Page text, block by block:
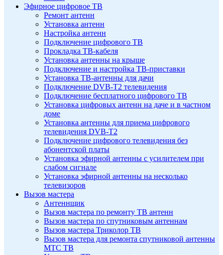
Эфирное цифровое ТВ
Ремонт антенн
Установка антенн
Настройка антенн
Подключение цифрового ТВ
Прокладка ТВ-кабеля
Установка антенны на крыше
Подключение и настройка ТВ-приставки
Установка ТВ-антенны для дачи
Подключение DVB-T2 телевидения
Подключение бесплатного цифрового ТВ
Установка цифровых антенн на даче и в частном
доме
Установка антенны для приема цифрового
телевидения DVB-T2
Подключение цифрового телевидения без
абонентской платы
Установка эфирной антенны с усилителем при
слабом сигнале
Установка эфирной антенны на несколько
телевизоров
Вызов мастера
Антеннщик
Вызов мастера по ремонту ТВ антенн
Вызов мастера по спутниковым антеннам
Вызов мастера Триколор ТВ
Вызов мастера для ремонта спутниковой антенны
МТС ТВ